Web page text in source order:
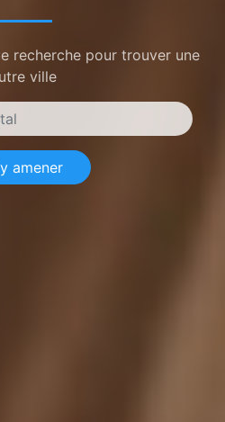
recherche pour trouver une
ville
amener